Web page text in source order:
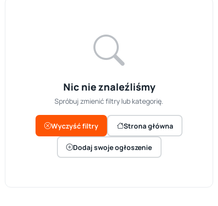
Nic nie znaleźliśmy
Spróbuj zmienić filtry lub kategorię.
Wyczyść filtry Strona główna
Dodaj swoje ogłoszenie